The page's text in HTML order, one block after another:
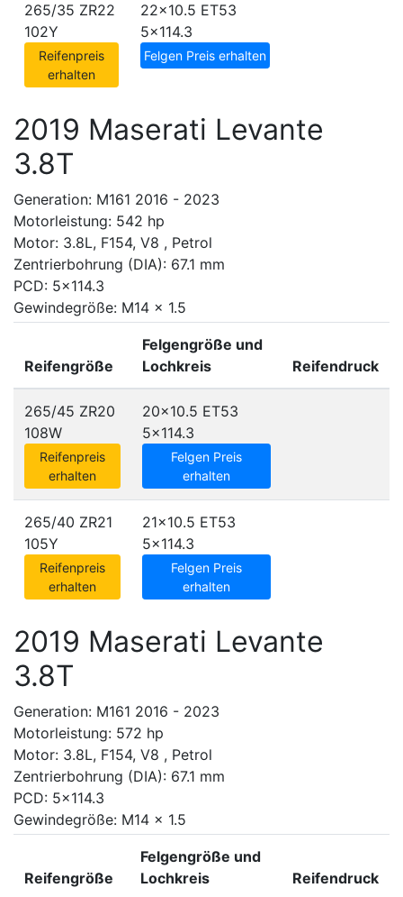
265/35 ZR22
102Y
Reifenpreis
erhalten
22x10.5 ET53
5x114.3
Felgen Preis erhalten
2019 Maserati Levante
3.8T
Generation: M161 2016 - 2023
Motorleistung: 542 hp
Motor: 3.8L, F154, V8 , Petrol
Zentrierbohrung (DIA): 67.1 mm
PCD: 5x114.3
Gewindegröße: M14 x 1.5
Reifengröße
Felgengröße und
Lochkreis
Reifendruck
265/45 ZR20
108W
Reifenpreis
erhalten
20x10.5 ET53
5x114.3
Felgen Preis
erhalten
265/40 ZR21
105Y
Reifenpreis
erhalten
21x10.5 ET53
5x114.3
Felgen Preis
erhalten
2019 Maserati Levante
3.8T
Generation: M161 2016 - 2023
Motorleistung: 572 hp
Motor: 3.8L, F154, V8 , Petrol
Zentrierbohrung (DIA): 67.1 mm
PCD: 5x114.3
Gewindegröße: M14 x 1.5
Reifengröße
Felgengröße und
Lochkreis
Reifendruck